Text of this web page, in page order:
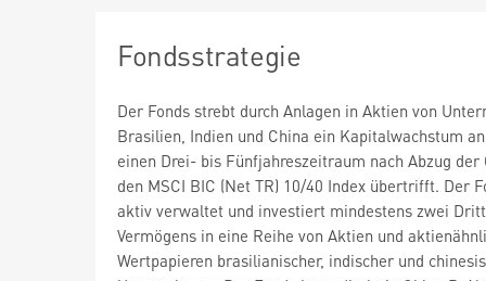
Fondsstrategie
Der Fonds strebt durch Anlagen in Aktien von
Brasilien, Indien und China ein Kapitalwachstum
einen Drei- bis Fünfjahreszeitraum nach Abzug der
den MSCI BIC (Net TR) 10/40 Index übertrifft. Der
aktiv verwaltet und investiert mindestens zwei
Vermögens in eine Reihe von Aktien und
Wertpapieren brasilianischer, indischer und